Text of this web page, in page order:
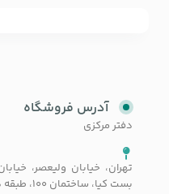
آدرس فروشگاه
دفتر مرکزی
تهران، خیابان ولیعصر،
بست کیا، ساختمان 100، طبقه دوم، واحد11